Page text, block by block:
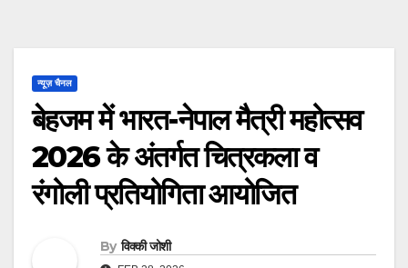
न्यूज़ चैनल
बेहजम में भारत-नेपाल मैत्री महोत्सव
2026 के अंतर्गत चित्रकला व
रंगोली प्रतियोगिता आयोजित
By विक्की जोशी